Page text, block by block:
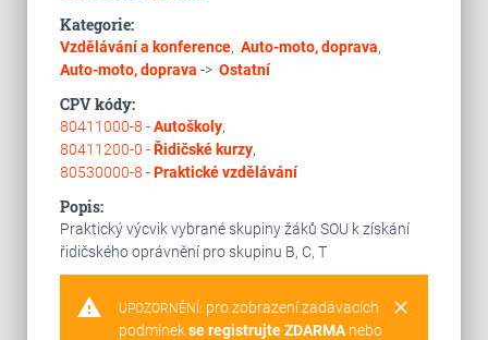
Kategorie:
Vzdělávání a konference, Auto-moto, doprava,
Auto-moto, doprava -> Ostatní
CPV kódy:
80411000-8 -Autoškoly,
80411200-0 -Řidičské kurzy,
80530000-8 -Praktické vzdělávání
Popis:
Praktický výcvik vybrané skupiny žáků SOU k získání
řidičského oprávnění pro skupinu B, C, T
warning clear
UPOZORNĚNÍ: pro zobrazení zadávacích
podmínekse registrujte ZDARMAnebo